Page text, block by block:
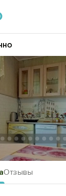
объект
Отзывы